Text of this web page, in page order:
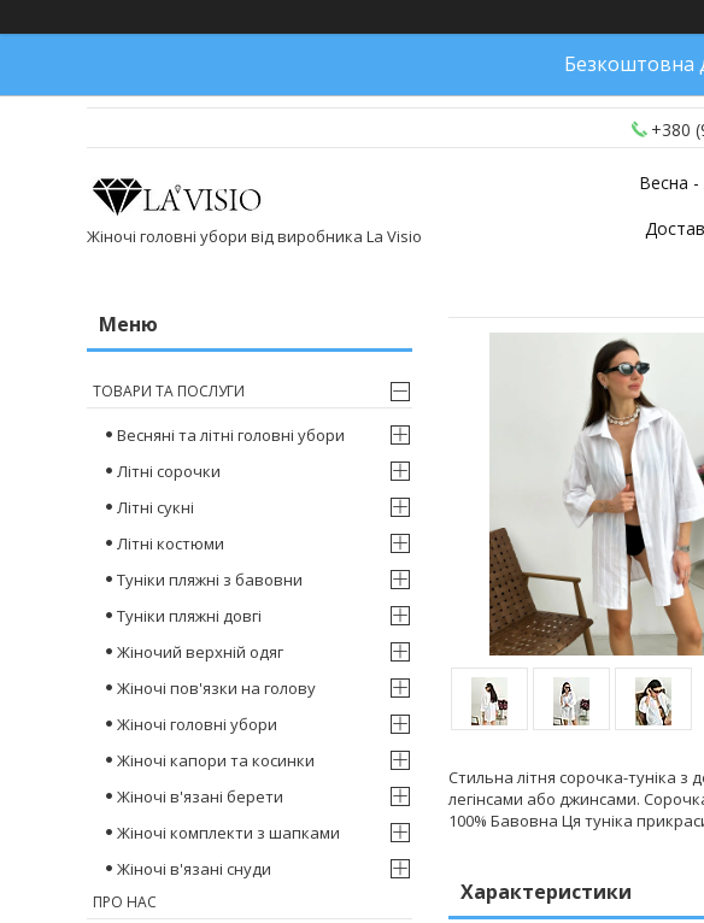
Безкоштовна
+380
Жіночі головні убори від виробника La Visio
Весна -
Стильна літня сорочка-туніка з
легінсами або джинсами.
100% Бавовна Ця туніка
Характеристики
ТОВАРИ ТА ПОСЛУГИ
Весняні та літні головні убори
Літні сорочки
Літні сукні
Літні костюми
Туніки пляжні з бавовни
Туніки пляжні довгі
Жіночий верхній одяг
Жіночі пов'язки на голову
Жіночі головні убори
Жіночі капори та косинки
Жіночі в'язані берети
Жіночі комплекти з шапками
Жіночі в'язані снуди
ПРО НАС